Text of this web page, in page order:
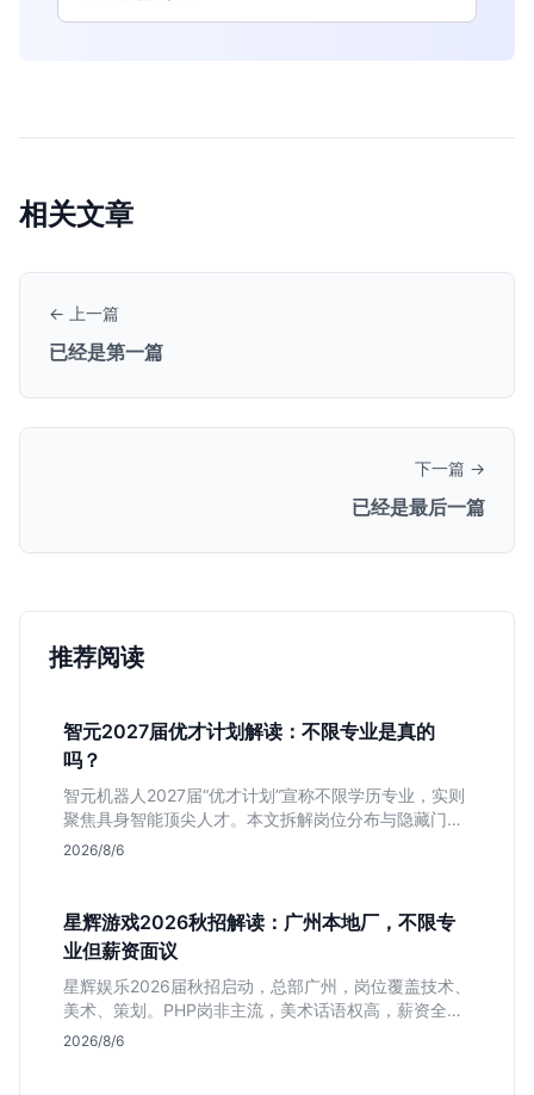
相关文章
← 上一篇
已经是第一篇
下一篇 →
已经是最后一篇
推荐阅读
智元2027届优才计划解读：不限专业是真的
吗？
智元机器人2027届“优才计划”宣称不限学历专业，实则
聚焦具身智能顶尖人才。本文拆解岗位分布与隐藏门
槛，分析算法、仿真等核心方向，帮你判断是否值得投
2026/8/6
星辉游戏2026秋招解读：广州本地厂，不限专
业但薪资面议
星辉娱乐2026届秋招启动，总部广州，岗位覆盖技术、
美术、策划。PHP岗非主流，美术话语权高，薪资全面
面议。适合想接触项目全流程的应届生，追求大厂光环
2026/8/6